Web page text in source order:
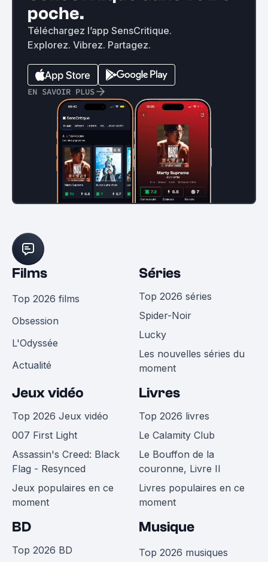
poche.
Téléchargez l’app SensCritique.
Explorez. Vibrez. Partagez.
EN SAVOIR PLUS
Films
Top 2026 films
Obsession
L'Odyssée
Actualité
Séries
Top 2026 séries
Spider-Noir
Lucky
Les nouvelles séries du
moment
Jeux vidéo
Top 2026 Jeux vidéo
007 First Light
Assassin's Creed: Black
Flag - Resynced
Jeux populaires en ce
moment
Livres
Top 2026 livres
Le Calamity Club
Le Bouffon de la
couronne, Livre II
Livres populaires en ce
moment
BD
Top 2026 BD
Musique
Top 2026 musiques